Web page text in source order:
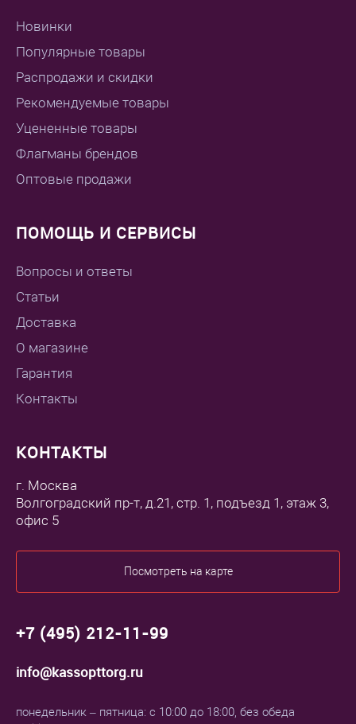
Новинки
Популярные товары
Распродажи и скидки
Рекомендуемые товары
Уцененные товары
Флагманы брендов
Оптовые продажи
ПОМОЩЬ И СЕРВИСЫ
Вопросы и ответы
Статьи
Доставка
О магазине
Гарантия
Контакты
КОНТАКТЫ
г. Москва
Волгоградский пр-т, д.21, стр. 1, подъезд 1, этаж 3,
офис 5
Посмотреть на карте
+7 (495) 212-11-99
info@kassopttorg.ru
понедельник – пятница: с 10:00 до 18:00, без обеда